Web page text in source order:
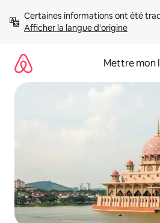
directement
Afficher la langue d'origine
Mettre mon